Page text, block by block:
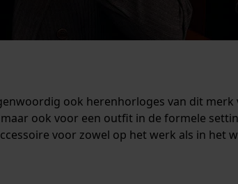
ook herenhorloges van dit
ook voor een outfit in de formele
voor zowel op het werk als in het